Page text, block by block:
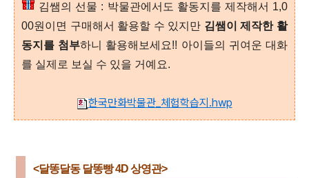
김쌤의 선물 : 박물관에서도 활동지를 제작해서 1,0
00원이면 구매해서 활용할 수 있지만 김쌤이 제작한 활
동지를 첨부하니 활용해보세요!! 아이들의 귀여운 대화
를 실제로 보실 수 있을 거예요.
한국만화박물관_체험학습지.hwp
<달똥달동 달똥빵 4D 상영관>